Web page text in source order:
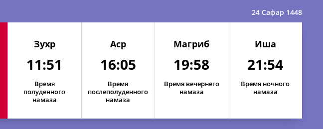
24 Сафар 1448
Зухр
11:51
Время
полуденного
намаза
Аср
16:05
Время
послеполуденного
намаза
Магриб
19:58
Время вечернего
намаза
Иша
21:54
Время ночного
намаза